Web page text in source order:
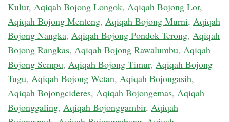
Kulur, Aqiqah Bojong Longok, Aqiqah Bojong Lor,
Aqiqah Bojong Menteng, Aqiqah Bojong Murni, Aqiqah
Bojong Nangka, Aqiqah Bojong Pondok Terong, Aqiqah
Bojong Rangkas, Aqiqah Bojong Rawalumbu, Aqiqah
Bojong Sempu, Aqiqah Bojong Timur, Aqiqah Bojong
Tugu, Aqiqah Bojong Wetan, Aqiqah Bojongasih,
Aqiqah Bojongcideres, Aqiqah Bojongemas, Aqiqah
Bojonggaling, Aqiqah Bojonggambir, Aqiqah